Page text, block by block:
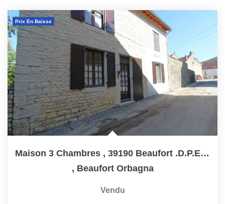
Prix En Baisse
Maison 3 Chambres , 39190 Beaufort .D.P.E./ C
, Beaufort Orbagna
Vendu